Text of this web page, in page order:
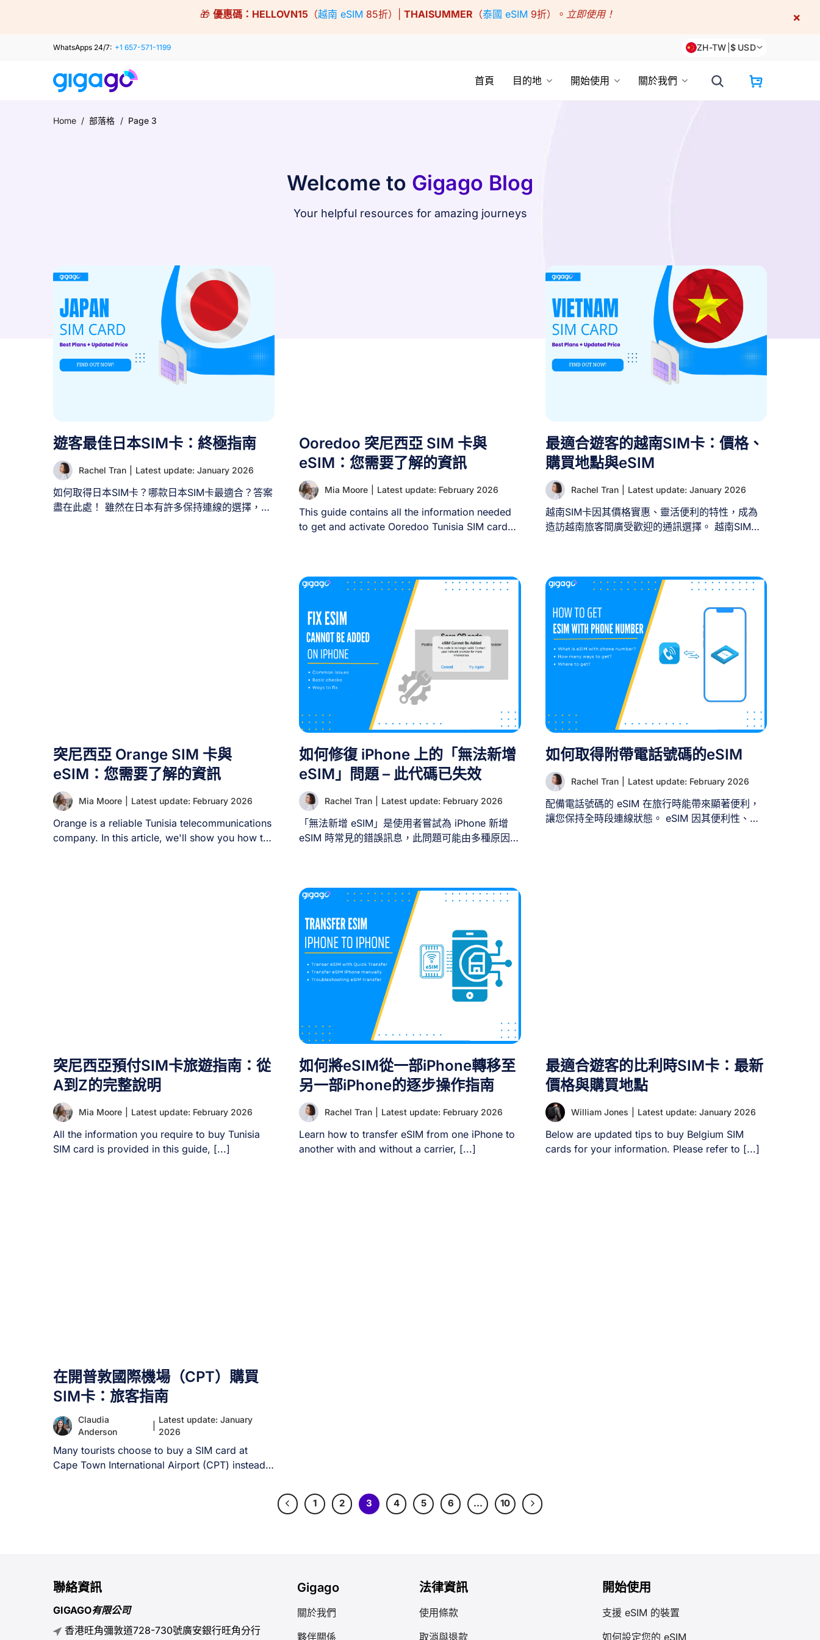
🎁 優惠碼： HELLOVN15 （越南 eSIM 85折）| THAISUMMER （泰國 eSIM 9折）。 立即使用！ ×
WhatsApps 24/7: +1 657-571-1199 ZH-TW |$ USD
首頁 目的地 開始使用 關於我們
Home / 部落格 / Page 3
Welcome to Gigago Blog
Your helpful resources for amazing journeys
遊客最佳日本SIM卡：終極指南
Rachel Tran Latest update: January 2026
如何取得日本SIM卡？哪款日本SIM卡最適合？答案
盡在此處！ 雖然在日本有許多保持連線的選擇，例
通話及簡訊傳送。 但若僅使用純數據SIM方案仍具
實用性，因您可透過語音應用程式進行通話與傳送
有03大行動網路營運商（MNO）：NTT [...]
Ooredoo 突尼西亞 SIM 卡與
eSIM：您需要了解的資訊
Mia Moore Latest update: February 2026
This guide contains all the information needed
to get and activate Ooredoo Tunisia SIM cards
最適合遊客的越南SIM卡：價格、
購買地點與eSIM
Rachel Tran Latest update: January 2026
越南SIM卡因其價格實惠、靈活便利的特性，成為
造訪越南旅客間廣受歡迎的通訊選擇。 越南SIM卡
市場上流通的SIM卡種類繁多，對於不熟悉越南電
信服務體系的人而言，可能令人困惑。 本文將為旅
客詳解越南SIM卡的全方位資訊，涵蓋卡種分類、
價格區間、最佳方案選擇、購買地點及申辦流程。
同時我們將引薦更具潛力的替代方案：越南eSIM。
一、您需要越南SIM卡嗎？ 是。越南SIM卡是您在
越南旅行時保持通訊的便捷、經濟、可靠且簡易的
選擇。儘管當今越南公共WiFi覆蓋廣泛，但連線穩
定性可能不盡理想，因此SIM卡仍是更可靠的通訊
方案。 為何不該在越南使用本國SIM卡 雖然便利，
但在越南旅行時使用本國SIM卡漫遊會產生高額漫
遊費，導致電話帳單出現意外支出。 此外，漫遊方
案通常附帶有限數據流量，可能不足以滿足導航、
應用程式使用及保持連線的需求。因此使用越南
SIM卡顯然是更佳選擇。 II. 越南SIM卡類型選擇指
南 越南SIM卡依不同標準劃分為多種類型，以滿足
您的需求： 按格式區分： 功能區分： 依付款方式
突尼西亞 Orange SIM 卡與
eSIM：您需要了解的資訊
Mia Moore Latest update: February 2026
Orange is a reliable Tunisia telecommunications
company. In this article, we'll show you how to
如何修復 iPhone 上的「無法新增
eSIM」問題 – 此代碼已失效
Rachel Tran Latest update: February 2026
「無法新增 eSIM」是使用者嘗試為 iPhone 新增
eSIM 時常見的錯誤訊息，此問題可能由多種原因導
此錯誤的常見成因及解決方法。 一、iPhone [...]
如何取得附帶電話號碼的eSIM
Rachel Tran Latest update: February 2026
配備電話號碼的 eSIM 在旅行時能帶來顯著便利，
讓您保持全時段連線狀態。 eSIM 因其便利性、經
突尼西亞預付SIM卡旅遊指南：從
A到Z的完整說明
Mia Moore Latest update: February 2026
All the information you require to buy Tunisia
SIM card is provided in this guide, [...]
如何將eSIM從一部iPhone轉移至
另一部iPhone的逐步操作指南
Rachel Tran Latest update: February 2026
Learn how to transfer eSIM from one iPhone to
another with and without a carrier, [...]
最適合遊客的比利時SIM卡：最新
價格與購買地點
William Jones Latest update: January 2026
Below are updated tips to buy Belgium SIM
cards for your information. Please refer to [...]
在開普敦國際機場（CPT）購買
SIM卡：旅客指南
Claudia
Anderson
Latest update: January
2026
Many tourists choose to buy a SIM card at
Cape Town International Airport (CPT) instead
1 2 3 4 5 6 … 10
聯絡資訊
GIGAGO有限公司
香港旺角彌敦道728-730號廣安銀行旺角分行
Gigago
關於我們
夥伴關係
法律資訊
使用條款
取消與退款
開始使用
支援 eSIM 的裝置
如何設定您的 eSIM